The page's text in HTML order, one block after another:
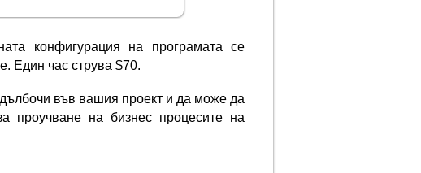
конфигурация на програмата се
Един час струва $70.
във вашия проект и да може да
проучване на бизнес процесите на